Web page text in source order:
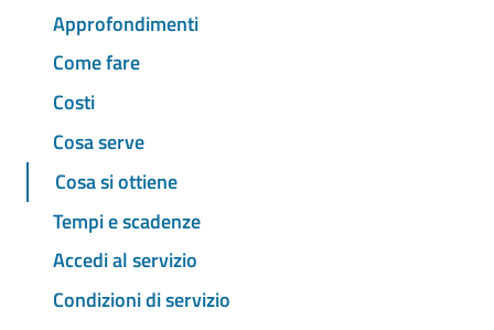
Approfondimenti
Come fare
Costi
Cosa serve
Cosa si ottiene
Tempi e scadenze
Accedi al servizio
Condizioni di servizio